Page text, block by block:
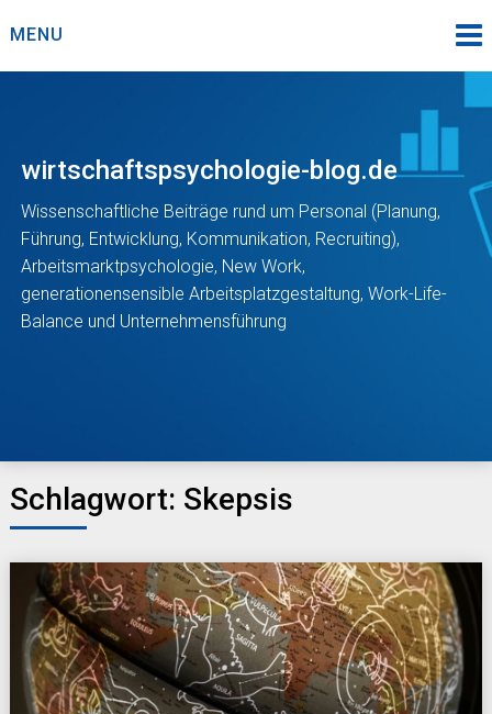
toMENU
wirtschaftspsychologie-blog.de
Wissenschaftliche Beiträge rund um Personal (Planung,
Führung, Entwicklung, Kommunikation, Recruiting),
Arbeitsmarktpsychologie, New Work,
generationensensible Arbeitsplatzgestaltung, Work-Life-
Balance und Unternehmensführung
Schlagwort: Skepsis